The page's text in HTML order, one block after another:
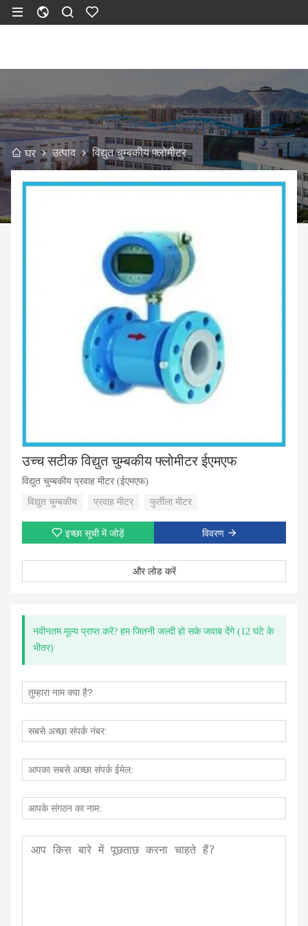
घर उत्पाद विद्युत चुम्बकीय फ्लोमीटर
उच्च सटीक विद्युत चुम्बकीय फ्लोमीटर ईएमएफ
विद्युत चुम्बकीय प्रवाह मीटर (ईएमएफ)
विद्युत चुम्बकीय
प्रवाह मीटर फुर्तीला मीटर
इच्छा सूची में जोड़ें विवरण
और लोड करें
नवीनतम मूल्य प्राप्त करें? हम जितनी जल्दी हो सके जवाब देंगे (12 घंटे के
भीतर)